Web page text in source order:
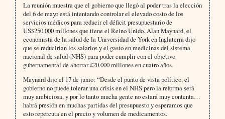
La reunión muestra que el gobierno que llegó al poder tras la elección
del 6 de mayo está intentando controlar el elevado costo de los
servicios médicos para reducir el déficit presupuestario de
US$250.000 millones que tiene el Reino Unido. Alan Maynard, el
economista de la salud de la Universidad de York en Inglaterra dijo
que se reducirían los salarios y el gasto en medicinas del sistema
nacional de salud (NHS) para poder cumplir con el objetivo
gubernamental de ahorrar £20.000 millones en cuatro años.
Maynard dijo el 17 de junio: “Desde el punto de vista político, el
gobierno no puede tolerar una crisis en el NHS pero la reforma será
muy ambiciosa, y por lo tanto mucha gente no estará muy contenta…
habrá presión en muchas partidas del presupuesto y esperamos que
esto repercuta en el precio y volumen de medicamentos.